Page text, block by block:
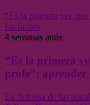
“Es la primera vez
los brotes
4 semanas atrás
“Es la primera
profe”: aprender
La defensa de las